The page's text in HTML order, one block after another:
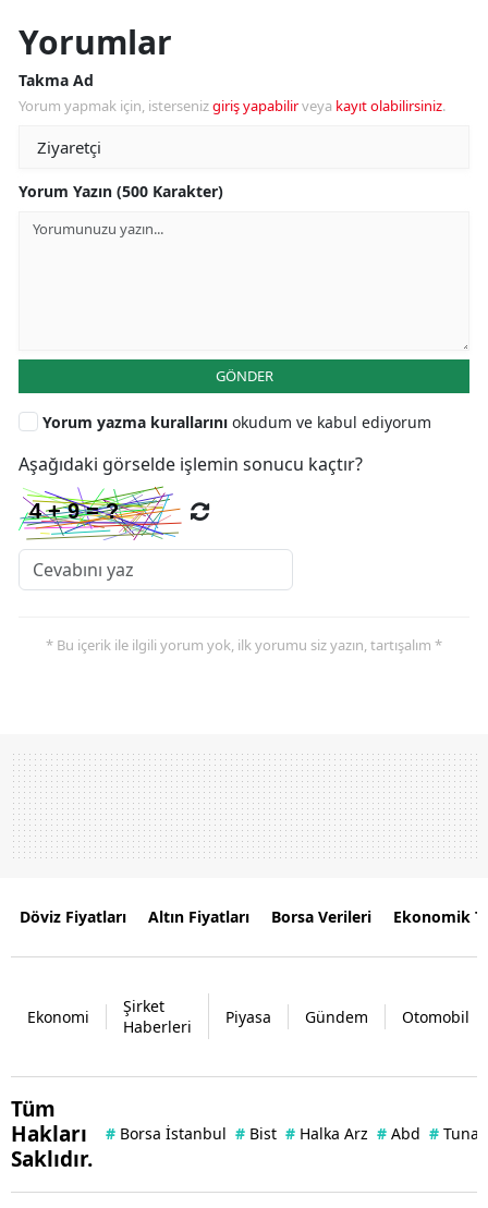
Yorumlar
Takma Ad
Yorum yapmak için, istersenizgiriş yapabilirveya kayıt olabilirsiniz.
Yorum Yazın (500 Karakter)
GÖNDER
Yorum yazma kurallarını okudum ve kabul ediyorum
Aşağıdaki görselde işlemin sonucu kaçtır?
* Bu içerik ile ilgili yorum yok, ilk yorumu siz yazın, tartışalım *
Döviz Fiyatları Altın Fiyatları Borsa Verileri Ekonomik
Ekonomi
Şirket
Haberleri
Piyasa Gündem Otomobil
Tüm
Hakları
Saklıdır.
# Borsa İstanbul # Bist # Halka Arz # Abd # Tuna